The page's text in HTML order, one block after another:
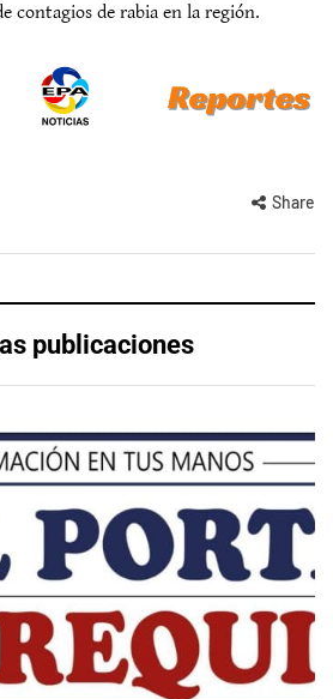
contagios de rabia en la región.
Share
publicaciones